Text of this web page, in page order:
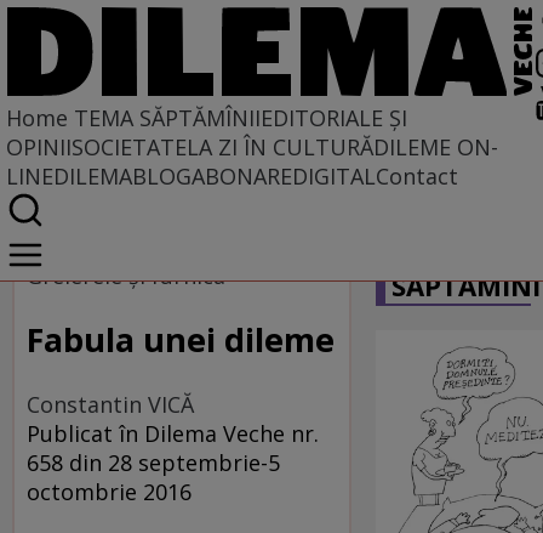
Home TEMA SĂPTĂMÎNIIEDITORIALE ȘI
OPINIISOCIETATELA ZI ÎN CULTURĂDILEME ON-
LINEDILEMABLOGABONAREDIGITALContact
Home
Tema săptămînii
Greierele și furnica
Fabula unei dileme
Constantin VICĂ
Publicat în Dilema Veche nr.
658 din 28 septembrie-5
octombrie 2016